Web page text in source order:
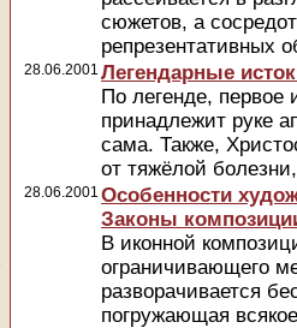
сюжетов, а
репрезентативных
28.06.2001 Легендарные
По легенде, первое
принадлежит руке
сама. Также,
от тяжёлой
28.06.2001 Особенности
Законы
В иконной
ограничивающего
разворачивается
погружающая